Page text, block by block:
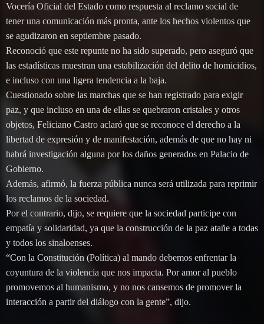
Vocería Oficial del Estado como respuesta al reclamo social de
tener una comunicación más pronta, ante los hechos violentos que
se agudizaron en septiembre pasado.
Reconoció que este repunte no ha sido superado, pero aseguró que
las estadísticas muestran una estabilización del delito de homicidios,
e incluso con una ligera tendencia a la baja.
Cuestionado sobre las marchas que se han registrado para exigir
paz, y que incluso en una de ellas se quebraron cristales y otros
objetos, Feliciano Castro aclaró que se reconoce el derecho a la
libertad de expresión y de manifestación, además de que no hay ni
habrá investigación alguna por los daños generados en Palacio de
Gobierno.
Además, afirmó, la fuerza pública nunca será utilizada para reprimir
los reclamos de la sociedad.
Por el contrario, dijo, se requiere que la sociedad participe con
empatía y solidaridad, ya que la construcción de la paz atañe a todas
y todos los sinaloenses.
“Con la Constitución (Política) al mando debemos enfrentar la
coyuntura de la violencia que nos impacta. Por amor al pueblo
promovemos al humanismo, y no nos cansemos de promover la
interacción a partir del diálogo con la gente”, dijo.